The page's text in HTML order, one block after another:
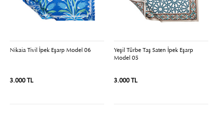
Nikaia Tivil İpek Eşarp Model 06
3.000 TL
Yeşil Türbe Taş Saten İpek Eşarp
Model 05
3.000 TL